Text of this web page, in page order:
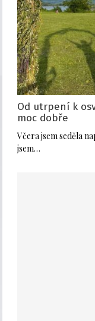
Od utrpení k
moc dobře
Včera jsem seděla
jsem…